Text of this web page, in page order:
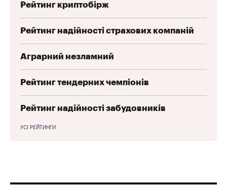
Рейтинг криптобірж
Рейтинг надійності страхових компаній
Аграрний незламний
Рейтинг тендерних чемпіонів
Рейтинг надійності забудовників
УСІ РЕЙТИНГИ